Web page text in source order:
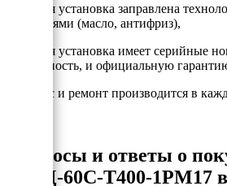
- Каждая установка заправлена
жидкостями (масло, антифриз),
- Каждая установка имеет серийные
подлинность, и официальную
- Сервис и ремонт производится в
Вопросы и ответы о
АД-60С-Т400-1РМ17